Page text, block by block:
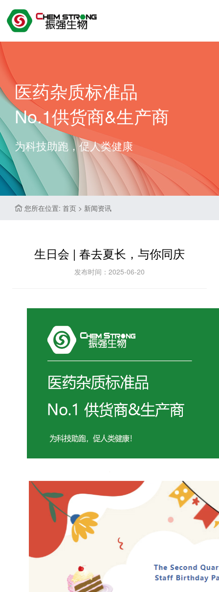
医药杂质标准品
No.1供货商&生产商
为科技助跑，促人类健康
您所在位置: 首页 > 新闻资讯
生日会 | 春去夏长，与你同庆
发布时间：2025-06-20